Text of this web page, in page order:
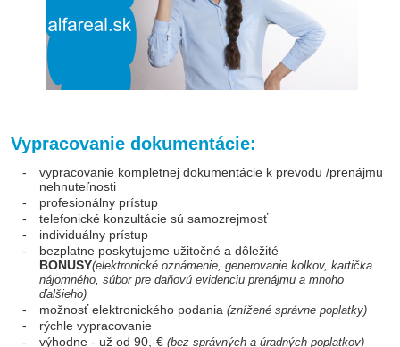
Vypracovanie dokumentácie:
-
vypracovanie kompletnej dokumentácie k prevodu /prenájmu
nehnuteľnosti
-
profesionálny prístup
-
telefonické konzultácie sú samozrejmosť
-
individuálny prístup
-
bezplatne poskytujeme užitočné a dôležité
BONUSY(elektronické oznámenie, generovanie kolkov, kartička
nájomného, súbor pre daňovú evidenciu prenájmu a mnoho
ďalšieho)
- možnosť elektronického podania (znížené správne poplatky)
-
rýchle vypracovanie
-
výhodne - už od 90,-€ (bez správných a úradných poplatkov)